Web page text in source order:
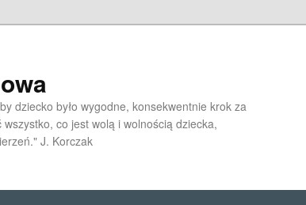
dziecko było wygodne, konsekwentnie krok za
co jest wolą i wolnością dziecka,
J. Korczak